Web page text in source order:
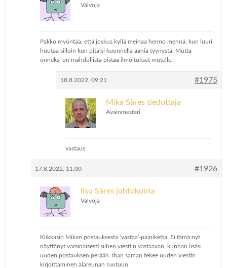
Valvoja
Pakko myöntää, että joskus kyllä meinaa hermo mennä, kun luuri
huutaa silloin kun pitäisi kuunnella ääniä tyynystä. Mutta
onneksi on mahdollista pistää ilmoitukset mutelle.
18.8.2022, 09:21 #1975
Mika Säres tiedottaja
Avainmestari
vastaus
17.8.2022, 11:00 #1926
Ilsu Säres johtokunta
Valvoja
Klikkasin Mikan postauksesta ‘vastaa’-painiketta. Ei tämä nyt
näyttänyt varsinaisesti siihen viestiin vastaavan, kunhan lisäsi
uuden postauksen perään. Ihan saman tekee uuden viestin
kirjoittaminen alareunan ruutuun.